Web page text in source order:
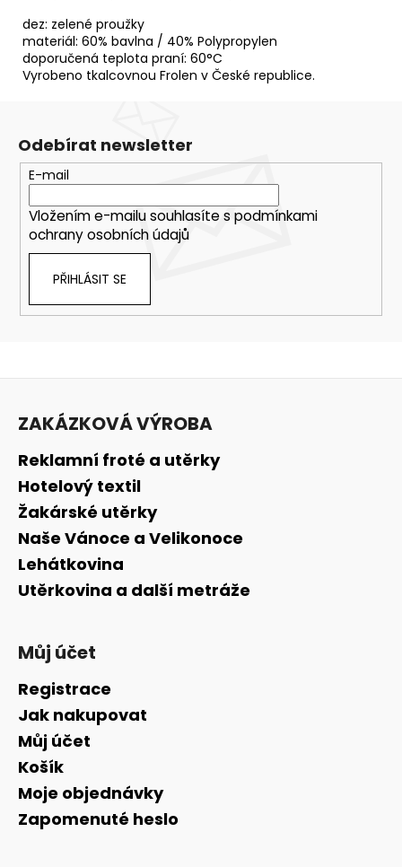
dez: zelené proužky
materiál: 60% bavlna / 40% Polypropylen
doporučená teplota praní: 60°C
Vyrobeno tkalcovnou Frolen v České republice.
Odebírat newsletter
E-mail
Vložením e-mailu souhlasíte s podmínkami
ochrany osobních údajů
PŘIHLÁSIT SE
ZAKÁZKOVÁ VÝROBA
Reklamní froté a utěrky
Hotelový textil
Žakárské utěrky
Naše Vánoce a Velikonoce
Lehátkovina
Utěrkovina a další metráže
Můj účet
Registrace
Jak nakupovat
Můj účet
Košík
Moje objednávky
Zapomenuté heslo